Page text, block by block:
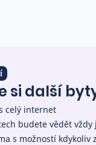
si další
celý internet
budete vědět vždy
s možností kdykoliv